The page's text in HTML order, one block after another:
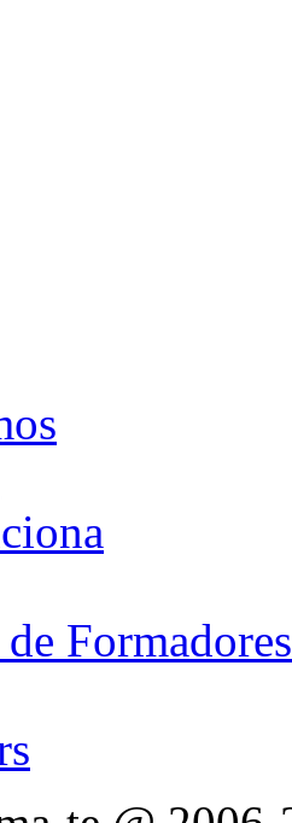
Formadores